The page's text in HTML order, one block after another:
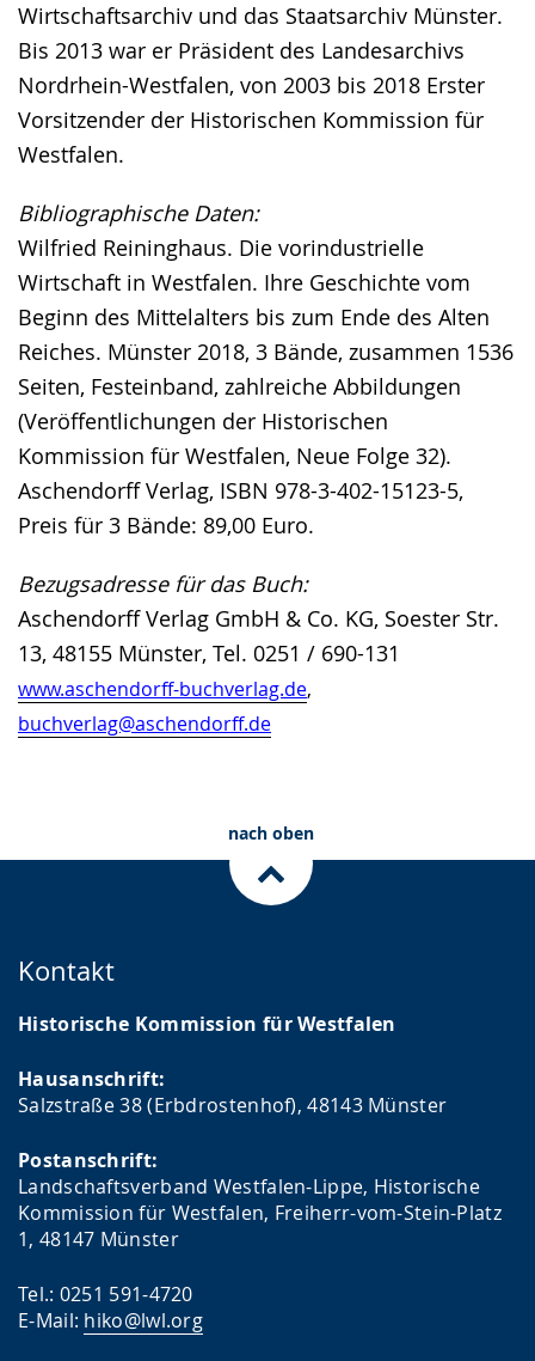
Wirtschaftsarchiv und das Staatsarchiv Münster.
Bis 2013 war er Präsident des Landesarchivs
Nordrhein-Westfalen, von 2003 bis 2018 Erster
Vorsitzender der Historischen Kommission für
Westfalen.
Bibliographische Daten:
Wilfried Reininghaus. Die vorindustrielle
Wirtschaft in Westfalen. Ihre Geschichte vom
Beginn des Mittelalters bis zum Ende des Alten
Reiches. Münster 2018, 3 Bände, zusammen 1536
Seiten, Festeinband, zahlreiche Abbildungen
(Veröffentlichungen der Historischen
Kommission für Westfalen, Neue Folge 32).
Aschendorff Verlag, ISBN 978-3-402-15123-5,
Preis für 3 Bände: 89,00 Euro.
Bezugsadresse für das Buch:
Aschendorff Verlag GmbH & Co. KG, Soester Str.
13, 48155 Münster, Tel. 0251 / 690-131
www.aschendorff-buchverlag.de,
buchverlag@aschendorff.de
nach oben
Kontakt
Historische Kommission für Westfalen
Hausanschrift:
Salzstraße 38 (Erbdrostenhof), 48143 Münster
Postanschrift:
Landschaftsverband Westfalen-Lippe, Historische
Kommission für Westfalen, Freiherr-vom-Stein-Platz
1, 48147 Münster
Tel.: 0251 591-4720
E-Mail: hiko@lwl.org